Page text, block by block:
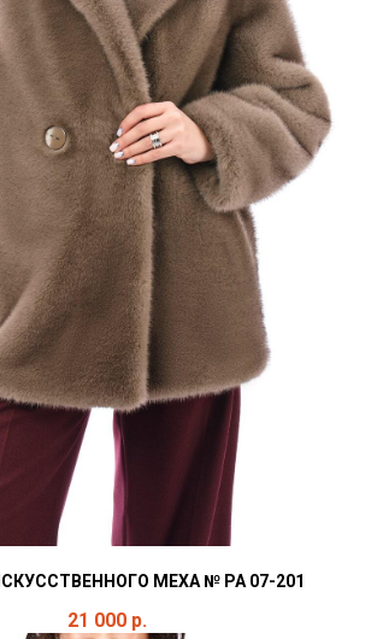
МЕХА № РА 07-201
21 000 р.